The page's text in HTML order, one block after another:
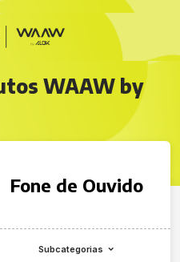
WAAW by
Fone de Ouvido
Subcategorias